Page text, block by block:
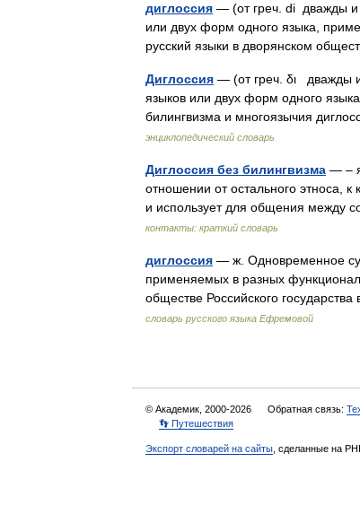
диглоссия — (от греч. di дважды и
или двух форм одного языка,
русский языки в дворянском
Диглоссия — (от греч. δι дважды
языков или двух форм одного
билингвизма и многоязычия
энциклопедический словарь
Диглоссия без билингвизма — –
отношении от остального этноса,
и использует для общения между
контакты: краткий словарь
диглоссия — ж. Одновременное
применяемых в разных
обществе Российского
словарь русского языка Ефремовой
© Академик, 2000-2026 Обратная связь:
👣 Путешествия
Экспорт словарей на сайты , сделанные на